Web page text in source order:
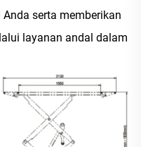
serta memberikan
layanan andal dalam